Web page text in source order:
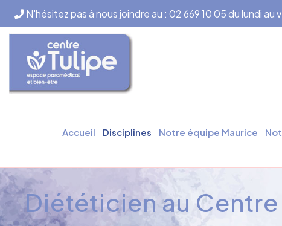
N'hésitez pas à nous joindre au : 02 669 10 05 du lundi au
Accueil Disciplines Notre équipe Maurice
Diététicien au